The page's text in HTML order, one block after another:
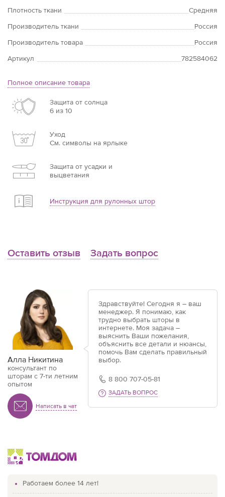
Плотность ткани
Средняя
Производитель ткани
Россия
Производитель товара
Россия
Артикул
782584062
Полное описание товара
Защита от солнца
6 из 10
Уход
См. символы на ярлыке
Защита от усадки и
выцветания
Инструкция для рулонных штор
Оставить отзыв Задать вопрос
Алла Никитина
консультант по
шторам с 7-ти летним
опытом
Написать в чат
Здравствуйте! Сегодня я – ваш
менеджер. Я понимаю, как
трудно выбрать шторы в
интернете. Моя задача –
выяснить Ваши пожелания,
объяснить все детали и нюансы,
помочь Вам сделать правильный
выбор.
8 800 707-05-81
ЗАДАТЬ ВОПРОС
Работаем более 14 лет!